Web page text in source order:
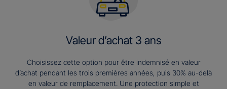
Valeur d’achat 3 ans​
Choisissez cette option pour être indemnisé en valeur
d’achat pendant les trois premières années, puis 30% au-delà
en valeur de remplacement. Une protection simple et